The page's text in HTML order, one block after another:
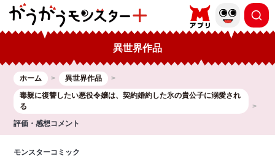
異世界作品
ホーム
異世界作品
毒親に復讐したい悪役令嬢は、契約婚約した氷の貴公子に溺愛され
る
評価・感想コメント
モンスターコミック